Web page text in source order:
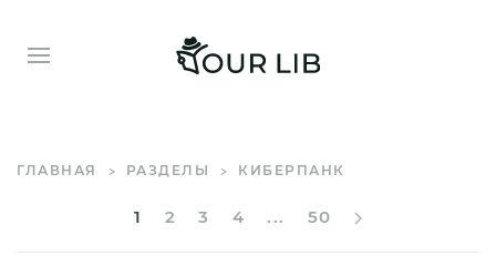
ГЛАВНАЯ РАЗДЕЛЫ КИБЕРПАНК
1 2 3 4 ... 50